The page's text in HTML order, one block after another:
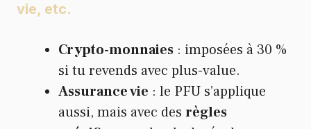
vie, etc.
Crypto-monnaies : imposées à 30 %
si tu revends avec plus-value.
Assurance vie : le PFU s’applique
aussi, mais avec des règles